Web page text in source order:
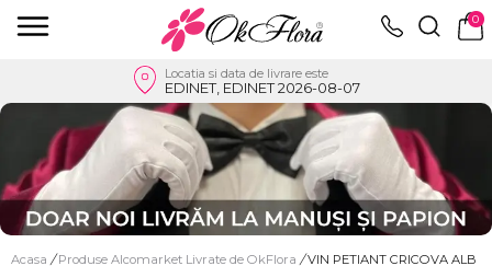
0
Locatia si data de livrare este
EDINET, EDINET 2026-08-07
Acasa / Produse Alcomarket Livrate de OkFlora / VIN PETIANT CRICOVA ALB